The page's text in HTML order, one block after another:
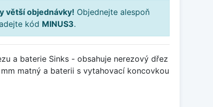
větší objednávky! Objednejte alespoň
kód MINUS3.
a baterie Sinks - obsahuje nerezový dřez
matný a baterii s vytahovací koncovkou